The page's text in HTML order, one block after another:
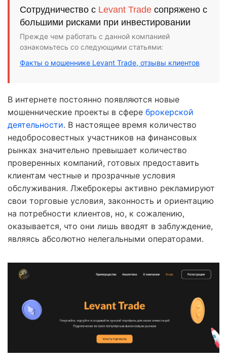
Сотрудничество с Levant Trade сопряжено с
большими рисками при инвестировании
Прежде чем работать с данной компанией
ознакомьтесь со следующими статьями:
Факты о мошеннике Levant Trade, отзывы клиентов
В интернете постоянно появляются новые
мошеннические проекты в сфере брокерской
деятельности. В настоящее время количество
недобросовестных участников на финансовых
рынках значительно превышает количество
проверенных компаний, готовых предоставить
клиентам честные и прозрачные условия
обслуживания. Лжеброкеры активно рекламируют
свои торговые условия, законность и ориентацию
на потребности клиентов, но, к сожалению,
оказывается, что они лишь вводят в заблуждение,
являясь абсолютно нелегальными операторами.